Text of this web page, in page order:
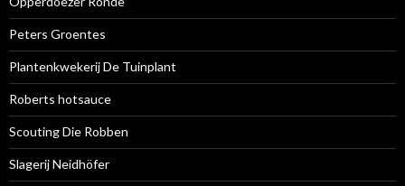
Peters Groentes
Plantenkwekerij De Tuinplant
Roberts hotsauce
Scouting Die Robben
Slagerij Neidhöfer